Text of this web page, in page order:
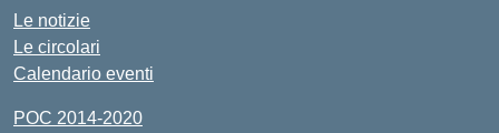
Le notizie
Le circolari
Calendario eventi
POC 2014-2020